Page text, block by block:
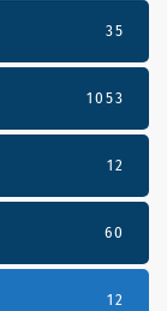
35
1053
12
60
12